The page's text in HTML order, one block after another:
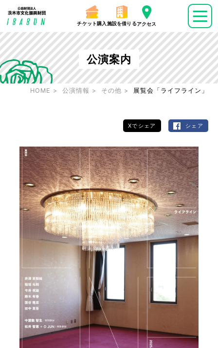
チケット購入 施設を借りるアクセス
公演案内
HOME 公演情報 その他 展覧会「ライフライン」
Xでシェア シェア